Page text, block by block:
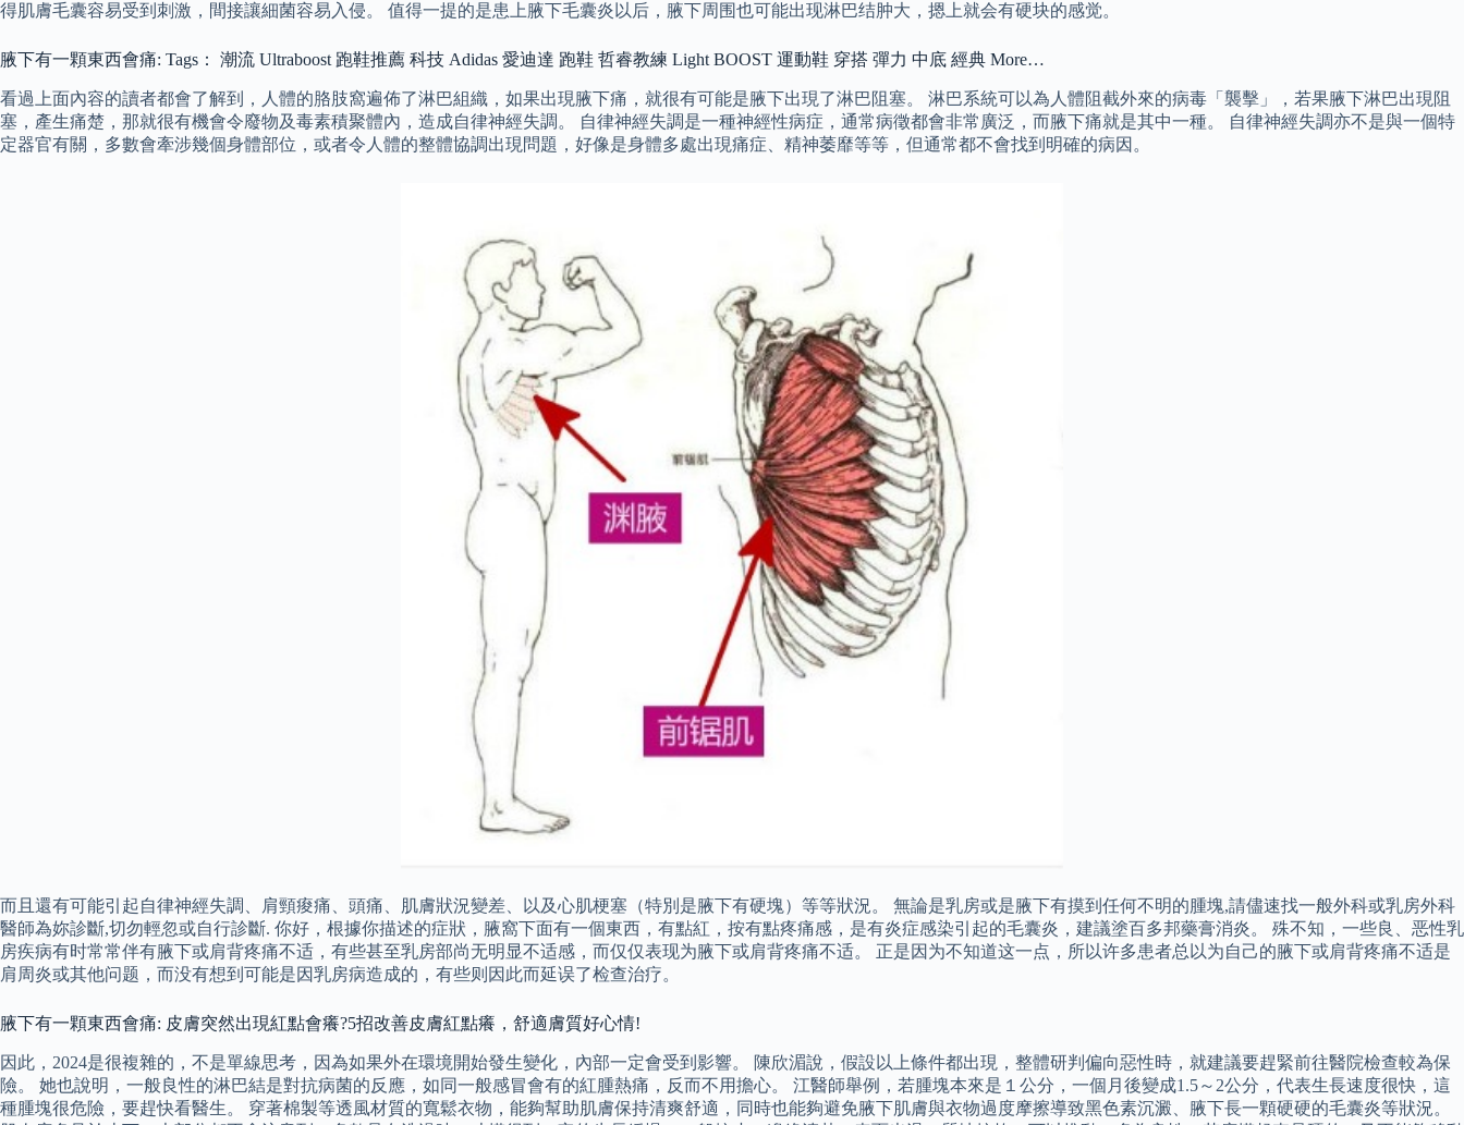
得肌膚毛囊容易受到刺激，間接讓細菌容易入侵。 值得一提的是患上腋下毛囊炎以后，腋下周围也可能出现淋巴结肿大，摁上就会有硬块的感觉。
腋下有一顆東西會痛: Tags： 潮流 Ultraboost 跑鞋推薦 科技 Adidas 愛迪達 跑鞋 哲睿教練 Light BOOST 運動鞋 穿搭 彈力 中底 經典 More…
看過上面內容的讀者都會了解到，人體的胳肢窩遍佈了淋巴組織，如果出現腋下痛，就很有可能是腋下出現了淋巴阻塞。 淋巴系統可以為人體阻截外來的病毒「襲擊」，若果腋下淋巴出現阻
塞，產生痛楚，那就很有機會令廢物及毒素積聚體內，造成自律神經失調。 自律神經失調是一種神經性病症，通常病徵都會非常廣泛，而腋下痛就是其中一種。 自律神經失調亦不是與一個特
定器官有關，多數會牽涉幾個身體部位，或者令人體的整體協調出現問題，好像是身體多處出現痛症、精神萎靡等等，但通常都不會找到明確的病因。
而且還有可能引起自律神經失調、肩頸痠痛、頭痛、肌膚狀況變差、以及心肌梗塞（特別是腋下有硬塊）等等狀況。 無論是乳房或是腋下有摸到任何不明的腫塊,請儘速找一般外科或乳房外科
醫師為妳診斷,切勿輕忽或自行診斷. 你好，根據你描述的症狀，腋窩下面有一個東西，有點紅，按有點疼痛感，是有炎症感染引起的毛囊炎，建議塗百多邦藥膏消炎。 殊不知，一些良、恶性乳
房疾病有时常常伴有腋下或肩背疼痛不适，有些甚至乳房部尚无明显不适感，而仅仅表现为腋下或肩背疼痛不适。 正是因为不知道这一点，所以许多患者总以为自己的腋下或肩背疼痛不适是
肩周炎或其他问题，而没有想到可能是因乳房病造成的，有些则因此而延误了检查治疗。
腋下有一顆東西會痛: 皮膚突然出現紅點會癢?5招改善皮膚紅點癢，舒適膚質好心情!
因此，2024是很複雜的，不是單線思考，因為如果外在環境開始發生變化，內部一定會受到影響。 陳欣湄說，假設以上條件都出現，整體研判偏向惡性時，就建議要趕緊前往醫院檢查較為保
險。 她也說明，一般良性的淋巴結是對抗病菌的反應，如同一般感冒會有的紅腫熱痛，反而不用擔心。 江醫師舉例，若腫塊本來是１公分，一個月後變成1.5～2公分，代表生長速度很快，這
種腫塊很危險，要趕快看醫生。 穿著棉製等透風材質的寬鬆衣物，能夠幫助肌膚保持清爽舒適，同時也能夠避免腋下肌膚與衣物過度摩擦導致黑色素沉澱、腋下長一顆硬硬的毛囊炎等狀況。